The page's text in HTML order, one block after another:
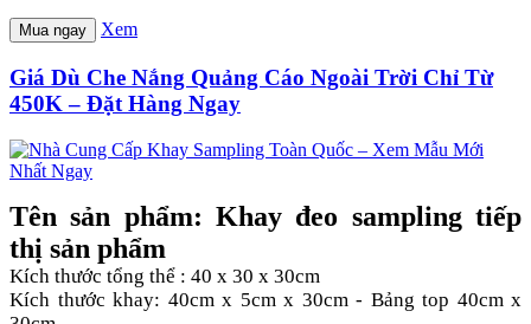
Mua ngay Xem
Giá Dù Che Nắng Quảng Cáo Ngoài Trời Chỉ Từ
450K – Đặt Hàng Ngay
Tên sản phẩm: Khay đeo sampling tiếp
thị sản phẩm
Kích thước tổng thể : 40 x 30 x 30cm
Kích thước khay: 40cm x 5cm x 30cm - Bảng top 40cm x